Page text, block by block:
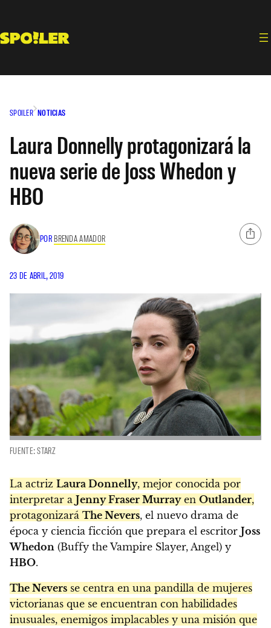
contenido
SPOILER NOTICIAS
Laura Donnelly protagonizará la
nueva serie de Joss Whedon y
HBO
POR BRENDA AMADOR
23 DE ABRIL, 2019
FUENTE: STARZ
La actriz Laura Donnelly, mejor conocida por
interpretar a Jenny Fraser Murrayen Outlander,
protagonizará The Nevers, el nuevo drama de
época y ciencia ficción que prepara el escritor Joss
Whedon (Buffy the Vampire Slayer, Angel) y
HBO.
The Nevers se centra en una pandilla de mujeres
victorianas que se encuentran con habilidades
inusuales, enemigos implacables y una misión que